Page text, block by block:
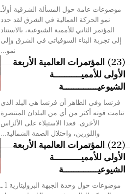
موضوعات عامة حول المسألة الشرقية أولاًـ
نمو الحركة العمالية في الشرق لقد حدد
المؤتمر الثاني للأممية الشيوعية، بالاستناد
إلى تجربة البناء السوفياتي في الشرق وإلى
نمو...
(23) المؤتمرات العالمية الأربعة
الأولى للأمميـــــــــــة
الشيوعيــــــــــــــة
فرنسا وفي الظاهر أن فرنسا هي البلد الذي
تنامت قوته أكثر من أي من البلدان المنتصرة
الأخرى. فعدا الاستيلاء على الألزاس
واللورين، واحتلال الضفة الشمالية...
(22) المؤتمرات العالمية الأربعة
الأولى للأمميـــــــــــة
الشيوعيــــــــــــــة
موضوعات حول وحدة الجبهة البروليتارية 1 ـ